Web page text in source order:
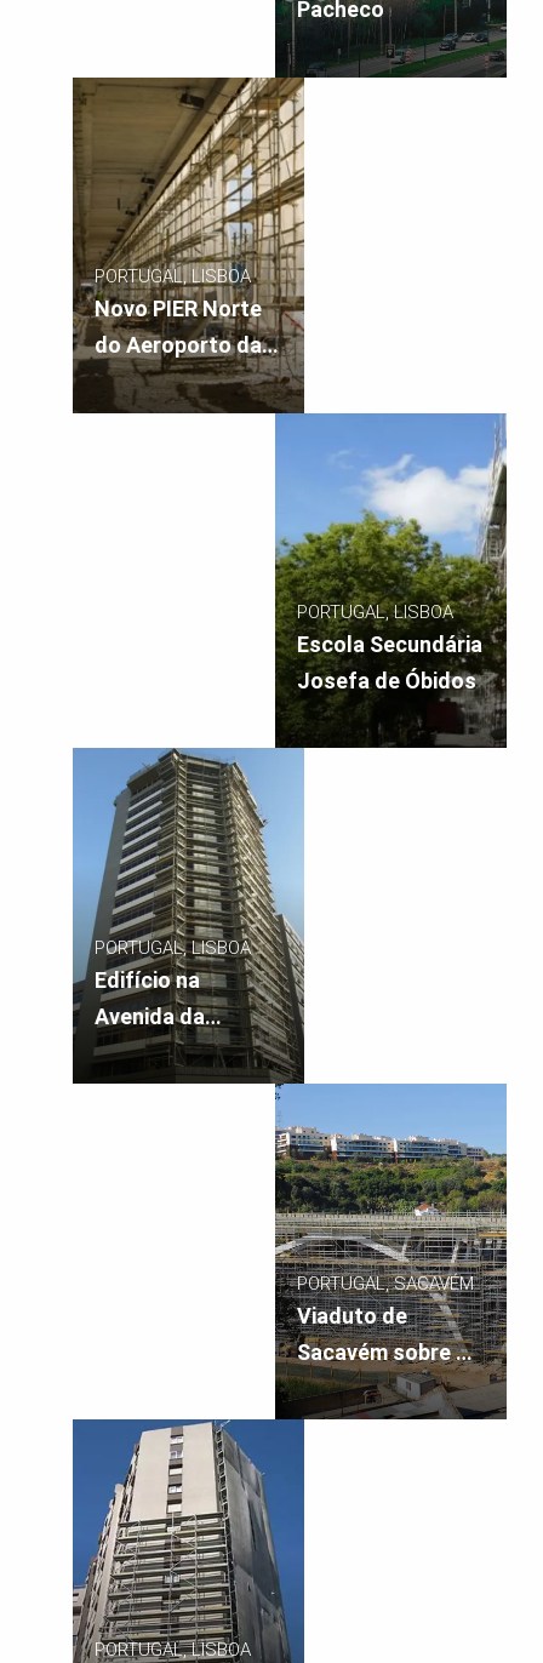
Pacheco
PORTUGAL, LISBOA
Novo PIER Norte
do Aeroporto da
Portela, Lisboa
PORTUGAL, LISBOA
Escola Secundária
Josefa de Óbidos
PORTUGAL, LISBOA
Edifício na
Avenida da
República
PORTUGAL, SACAVÉM
Viaduto de
Sacavém sobre o
Rio Trancão
PORTUGAL, LISBOA